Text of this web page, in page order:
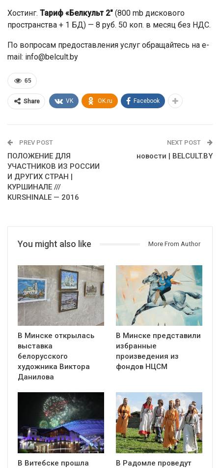
Хостинг. Тариф «Белкульт 2″ (800 mb дискового
пространства + 1 БД) — 8 руб. 50 коп. в месяц без НДС.
По вопросам предоставления услуг обращайтесь на e-
mail: info@belcult.by
65
Share VK OK.ru Facebook
PREV POST
ПОЛОЖЕНИЕ ДЛЯ
УЧАСТНИКОВ ИЗ РОССИИ
И ДРУГИХ СТРАН |
КУРШИНАЛЕ ///
KURSHINALE — 2016
NEXT POST
новости | BELCULT.BY
You might also like More From Author
В Минске открылась
выставка
белорусского
художника Виктора
Данилова
В Минске представили
избранные
произведения из
фондов НЦСМ
В Витебске прошла
В Радомле проведут